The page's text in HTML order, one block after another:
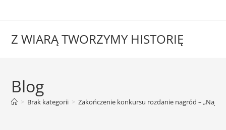
Z WIARĄ TWORZYMY HISTORIĘ
Blog
> Brak kategorii > Zakończenie konkursu rozdanie nagród –